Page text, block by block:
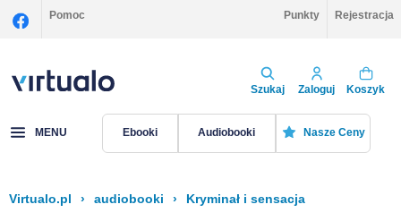
Pomoc Punkty Rejestracja
Szukaj Zaloguj Koszyk
MENU Ebooki Audiobooki Nasze Ceny
Virtualo.pl › audiobooki › Kryminał i sensacja